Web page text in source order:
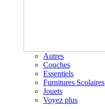
Autres
Couches
Essentiels
Furnitures Scolaires
Jouets
Voyez plus